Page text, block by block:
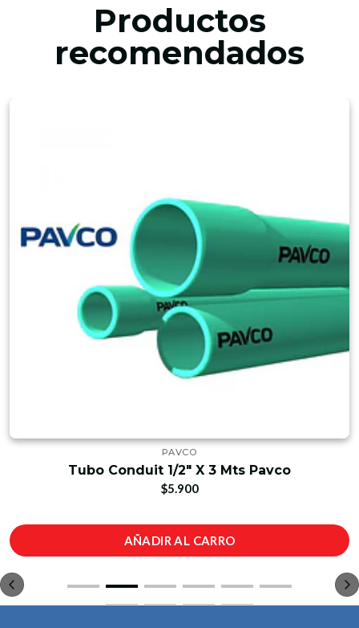
Productos
recomendados
PAVCO
Tubo Conduit 1/2" X 3 Mts Pavco
$5.900
AÑADIR AL CARRO